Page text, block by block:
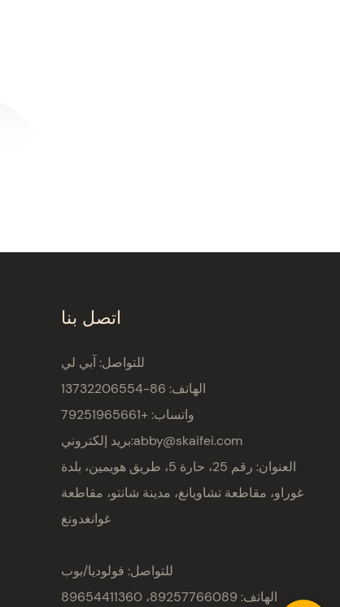
اتصل بنا
للتواصل: آبي لي
الهاتف: 86-13732206554
واتساب: +79251965661
بريد إلكتروني:abby@skaifei.com
العنوان:
رقم 25، حارة 5، طريق هويمين، بلدة
غوراو، مقاطعة تشاويانغ، مدينة شانتو، مقاطعة
غوانغدونغ
للتواصل: فولوديا/بوب
الهاتف: 89257766089، 89654411360